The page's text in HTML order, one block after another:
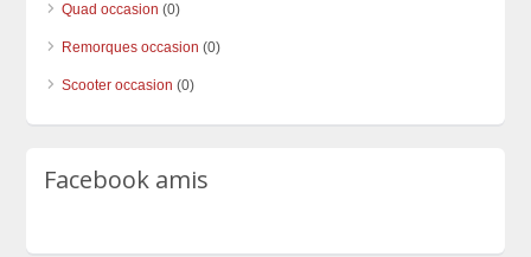
Quad occasion (0)
Remorques occasion (0)
Scooter occasion (0)
Facebook amis